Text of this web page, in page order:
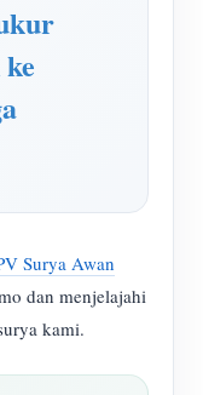
Surya Awan
dan menjelajahi
kami.